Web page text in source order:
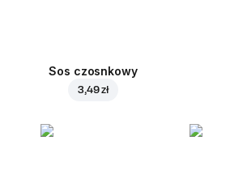
Sos czosnkowy
3,49 zł